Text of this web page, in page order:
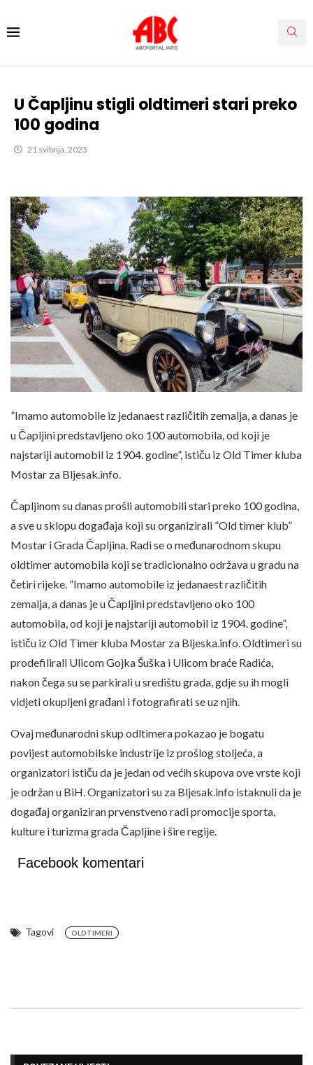
U Čapljinu stigli oldtimeri stari preko
100 godina
21 svibnja, 2023
”Imamo automobile iz jedanaest različitih zemalja, a danas je
u Čapljini predstavljeno oko 100 automobila, od koji je
najstariji automobil iz 1904. godine”, ističu iz Old Timer kluba
Mostar za Bljesak.info.
Čapljinom su danas prošli automobili stari preko 100 godina,
a sve u sklopu događaja koji su organizirali ”Old timer klub”
Mostar i Grada Čapljina. Radi se o međunarodnom skupu
oldtimer automobila koji se tradicionalno održava u gradu na
četiri rijeke. ”Imamo automobile iz jedanaest različitih
zemalja, a danas je u Čapljini predstavljeno oko 100
automobila, od koji je najstariji automobil iz 1904. godine”,
ističu iz Old Timer kluba Mostar za Bljeska.info. Oldtimeri su
prodefilirali Ulicom Gojka Šuška i Ulicom braće Radića,
nakon čega su se parkirali u središtu grada, gdje su ih mogli
vidjeti okupljeni građani i fotografirati se uz njih.
Ovaj međunarodni skup odltimera pokazao je bogatu
povijest automobilske industrije iz prošlog stoljeća, a
organizatori ističu da je jedan od većih skupova ove vrste koji
je održan u BiH. Organizatori su za Bljesak.info istaknuli da je
događaj organiziran prvenstveno radi promocije sporta,
kulture i turizma grada Čapljine i šire regije.
Facebook komentari
Tagovi OLDTIMERI